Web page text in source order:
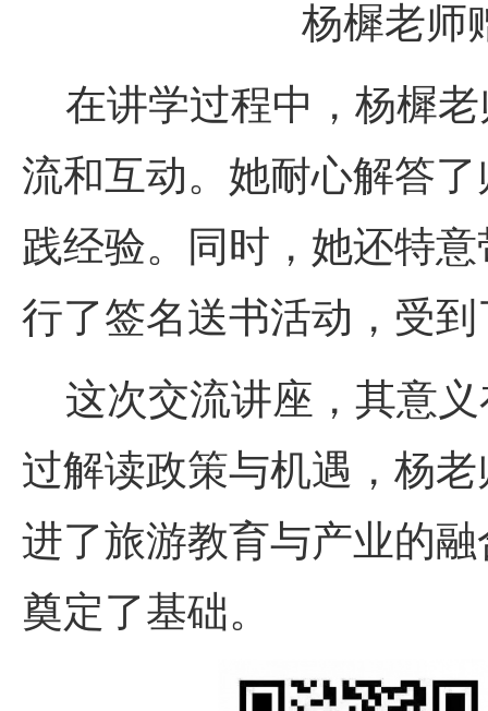
杨樨老师
在讲学过程中，杨樨老
流和互动。她耐心解答
践经验。同时，她还特
行了签名送书活动，受
这次交流讲座，其意义
过解读政策与机遇，杨
进了旅游教育与产业的
奠定了基础。